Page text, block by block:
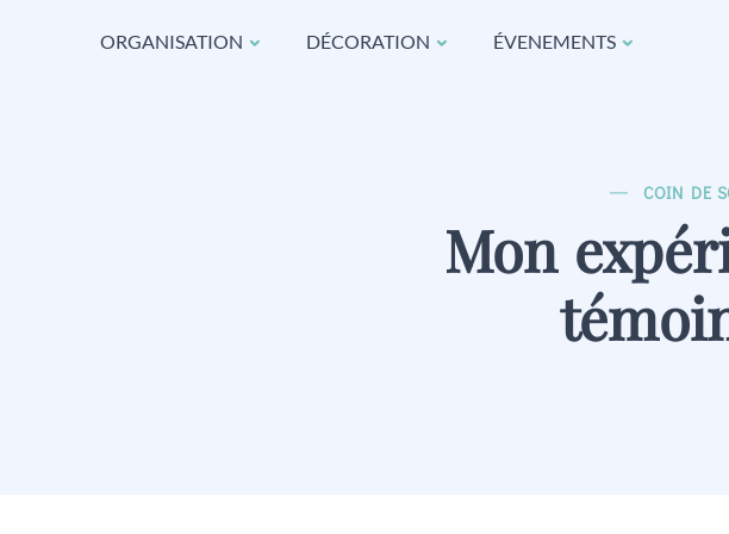
ORGANISATION DÉCORATION
ÉVENEMENTS
COIN DE
Mon